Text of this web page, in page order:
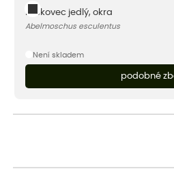
Ibiškovec jedlý, okra
Abelmoschus esculentus
Není skladem
podobné